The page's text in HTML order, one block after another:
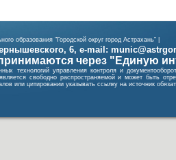
образования "Городской округ город Астрахань" |
6, e-mail:
через "Единую
технологий управления контроля и
свободно распространяемой и может быть
или цитировании указывать ссылку на источник